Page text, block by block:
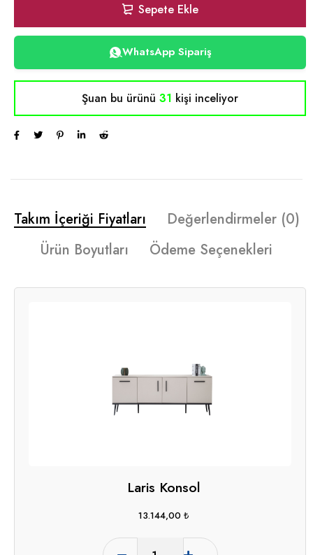
Sepete Ekle
WhatsApp Sipariş
Şuan bu ürünü 31 kişi inceliyor
Takım İçeriği Fiyatları
Değerlendirmeler (0)
Ürün Boyutları
Ödeme Seçenekleri
Laris Konsol
13.144,00 ₺